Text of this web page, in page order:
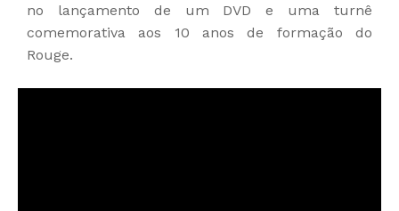
no lançamento de um DVD e uma turnê
comemorativa aos 10 anos de formação do
Rouge.